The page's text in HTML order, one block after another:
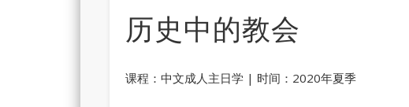
历史中的教会
课程：中文成人主日学 | 时间：2020年夏季